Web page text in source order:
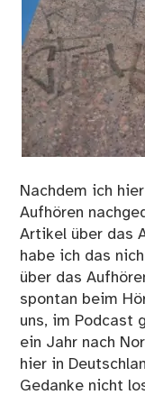
Nachdem ich
Aufhören
Artikel über das
habe ich das
über das
spontan beim
uns, im Podcast
ein Jahr nach
hier in
Gedanke nicht